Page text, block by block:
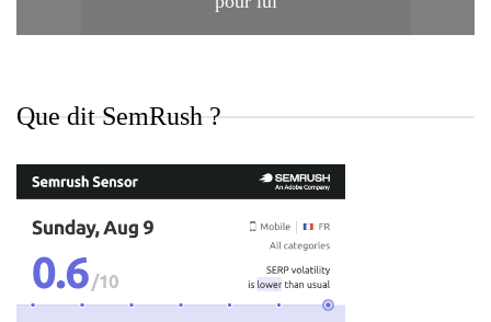
Que dit SemRush ?